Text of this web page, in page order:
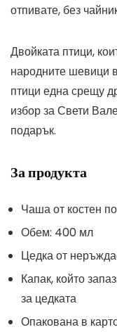
отпивате, без
Двойката птици,
народните шевици
птици една срещу
избор за Свети
подарък.
За продукта
Чаша от костен
Обем: 400 мл
Цедка от
Капак, който
за цедката
Опакована в